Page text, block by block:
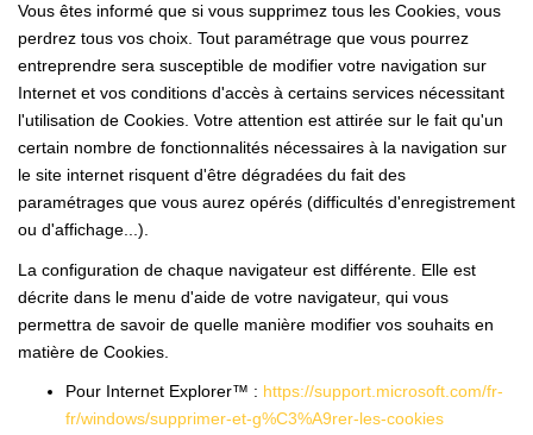
Vous êtes informé que si vous supprimez tous les Cookies, vous
perdrez tous vos choix. Tout paramétrage que vous pourrez
entreprendre sera susceptible de modifier votre navigation sur
Internet et vos conditions d'accès à certains services nécessitant
l'utilisation de Cookies. Votre attention est attirée sur le fait qu'un
certain nombre de fonctionnalités nécessaires à la navigation sur
le site internet risquent d'être dégradées du fait des
paramétrages que vous aurez opérés (difficultés d'enregistrement
ou d'affichage...).
La configuration de chaque navigateur est différente. Elle est
décrite dans le menu d'aide de votre navigateur, qui vous
permettra de savoir de quelle manière modifier vos souhaits en
matière de Cookies.
Pour Internet Explorer™ : https://support.microsoft.com/fr-
fr/windows/supprimer-et-g%C3%A9rer-les-cookies